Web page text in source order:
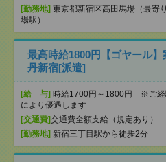
[勤務地] 東京都新宿区高田馬場（最寄
場駅）
最高時給1800円【ゴヤール
丹新宿[派遣]
[給 与] 時給1700円～1800円 ※ご経
により優遇します
[交通費]交通費全額支給（規定あり）
[勤務地] 新宿三丁目駅から徒歩2分